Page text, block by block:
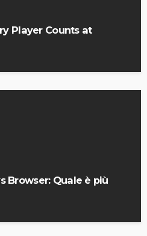
Player Counts at
Browser: Quale è più